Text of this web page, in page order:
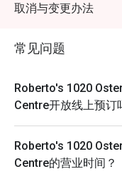
取消与变更办法
常见问题
Roberto's 1020
Centre开放线上预订
Roberto's 1020
Centre的营业时间？